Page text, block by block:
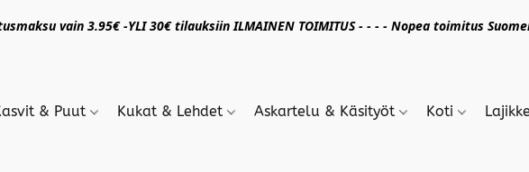
vain 3.95€ -YLI 30€ tilauksiin ILMAINEN TOIMITUS - - - - Nopea toimitus
& Puut Kukat & Lehdet Askartelu & Käsityöt Koti